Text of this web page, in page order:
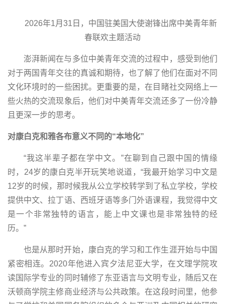
2026年1月31日，中国驻美国大使谢锋出席中美青年新
春联欢主题活动
澎湃新闻在与多位中美青年交流的过程中，感受到他们
对于两国青年交往的真诚和期待，也了解了他们在面对不同
文化环境时的一些困扰。更重要的是，在目睹社交网络上一
些火热的交流现象后，他们对中美青年交流还多了一份冷静
且更深一步的思考。
对康白克和雅各布意义不同的“本地化”
“我这半辈子都在学中文。”在聊到自己跟中国的情缘
时，24岁的康白克半开玩笑地说道，“我最开始学习中文是
12岁的时候，那时候我从公立学校转学到了私立学校，学校
提供中文、拉丁语、西班牙语等多门外语课程，我觉得中文
是一个非常独特的语言，能上中文课也是非常独特的经
历。”
也是从那时开始，康白克的学习和工作生涯开始与中国
紧密相连。2020年他进入宾夕法尼亚大学，在文理学院攻
读国际学专业的同时辅修了东亚语言与文明专业，随后又在
沃顿商学院主修商业经济与公共政策。在这段时间里，他参